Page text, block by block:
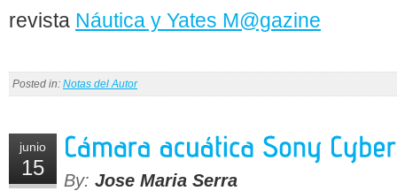
revista Náutica y Yates M@gazine
Posted in: Notas del Autor
junio
15
By: Jose Maria Serra